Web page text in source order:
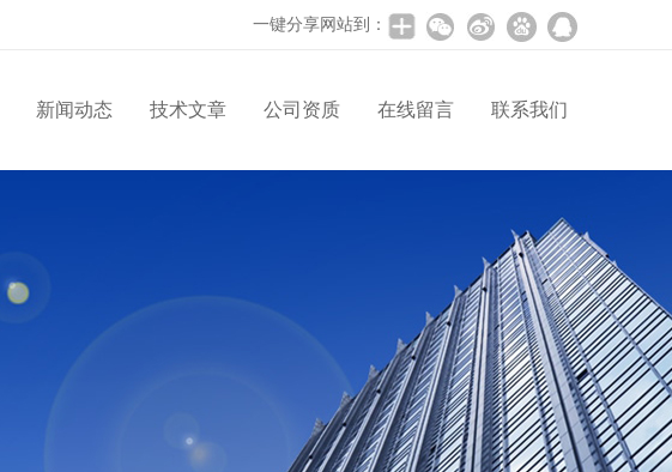
一键分享网站到：
新闻动态 技术文章 公司资质 在线留言 联系我们